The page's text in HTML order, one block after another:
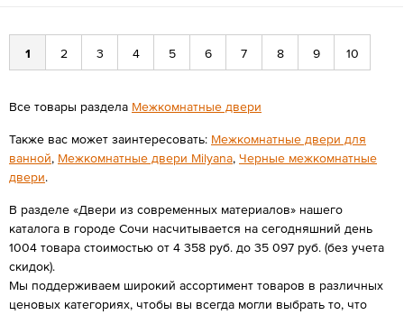
1 2 3 4 5 6 7 8 9 10
Все товары раздела Межкомнатные двери
Также вас может заинтересовать: Межкомнатные двери для
ванной, Межкомнатные двери Мilyana, Черные межкомнатные
двери.
В разделе «Двери из современных материалов» нашего
каталога в городе Сочи насчитывается на сегодняшний день
1004 товара стоимостью от 4 358 руб. до 35 097 руб. (без учета
скидок).
Мы поддерживаем широкий ассортимент товаров в различных
ценовых категориях, чтобы вы всегда могли выбрать то, что